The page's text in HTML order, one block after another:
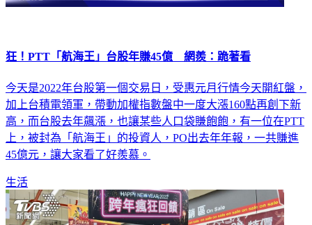
狂！PTT「航海王」台股年賺45億 網羨：跪著看
今天是2022年台股第一個交易日，受惠元月行情今天開紅盤，
加上台積電領軍，帶動加權指數盤中一度大漲160點再創下新
高，而台股去年飆漲，也讓某些人口袋賺飽飽，有一位在PTT
上，被封為「航海王」的投資人，PO出去年年報，一共賺進
45億元，讓大家看了好羨慕。
生活